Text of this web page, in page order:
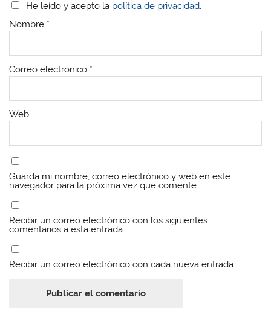
He leído y acepto la política de privacidad.
Nombre *
Correo electrónico *
Web
Guarda mi nombre, correo electrónico y web en este
navegador para la próxima vez que comente.
Recibir un correo electrónico con los siguientes
comentarios a esta entrada.
Recibir un correo electrónico con cada nueva entrada.